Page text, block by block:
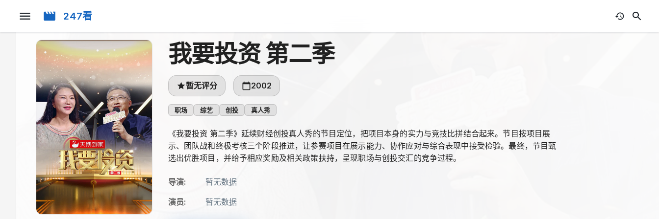
247看
我要投资 第二季
暂无评分 2002
职场 综艺 创投 真人秀
《我要投资 第二季》延续财经创投真人秀的节目定位，把项目本身的实力与竞技比拼结合起来。节目按项目展
示、团队战和终极考核三个阶段推进，让参赛项目在展示能力、协作应对与综合表现中接受检验。最终，节目甄
选出优胜项目，并给予相应奖励及相关政策扶持，呈现职场与创投交汇的竞争过程。
导演: 暂无数据
演员: 暂无数据